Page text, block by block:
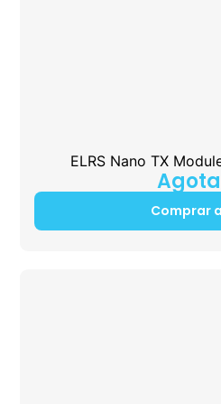
ELRS Nano TX
Comprar